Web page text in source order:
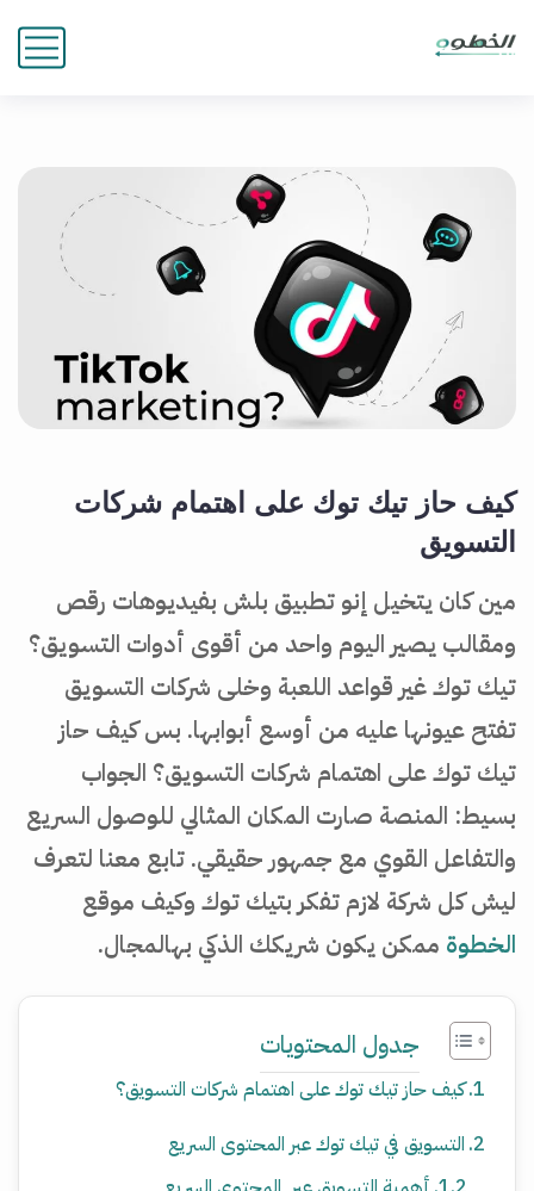
كيف حاز تيك توك على اهتمام شركات
التسويق
مين كان يتخيل إنو تطبيق بلش بفيديوهات رقص
ومقالب يصير اليوم واحد من أقوى أدوات التسويق؟
تيك توك غير قواعد اللعبة وخلى شركات التسويق
تفتح عيونها عليه من أوسع أبوابها. بس كيف حاز
تيك توك على اهتمام شركات التسويق؟ الجواب
بسيط: المنصة صارت المكان المثالي للوصول السريع
والتفاعل القوي مع جمهور حقيقي. تابع معنا لتعرف
ليش كل شركة لازم تفكر بتيك توك وكيف موقع
الخطوة ممكن يكون شريكك الذكي بهالمجال.
جدول المحتويات
كيف حاز تيك توك على اهتمام شركات التسويق؟
التسويق في تيك توك عبر المحتوى السريع